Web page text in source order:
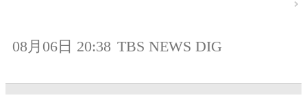
08月06日 20:38 TBS NEWS DIG